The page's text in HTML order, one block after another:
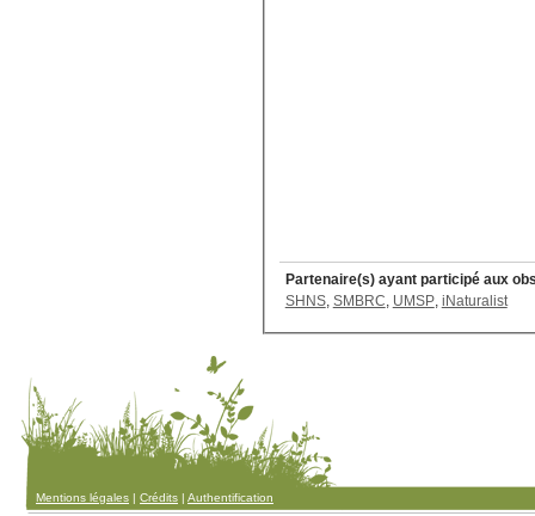
Partenaire(s) ayant participé aux
SHNS, SMBRC, UMSP, iNaturalist
Mentions légales | Crédits | Authentification